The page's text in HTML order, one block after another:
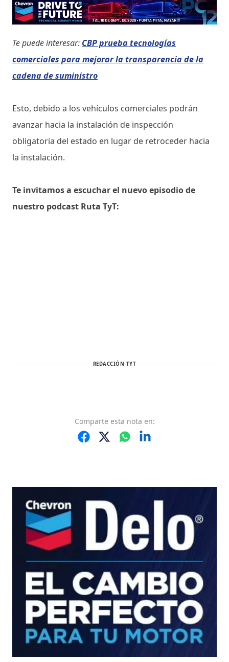
Te puede interesar: CBP prueba tecnologías
comerciales para mejorar la transparencia de la
cadena de suministro
Esto, debido a los vehículos comerciales podrán
avanzar hacia la instalación de inspección
obligatoria del estado en lugar de retroceder hacia
la instalación.
Te invitamos a escuchar el nuevo episodio de
nuestro podcast Ruta TyT:
REDACCIÓN TYT
Comparte esta nota en: